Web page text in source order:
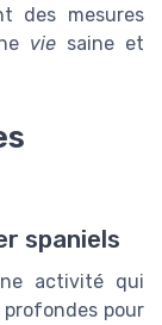
des mesures
viesaine et
spaniels
activité qui
pour